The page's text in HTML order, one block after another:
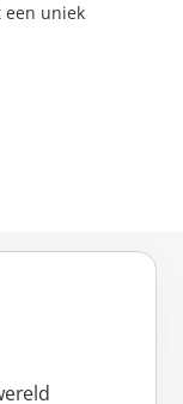
een uniek